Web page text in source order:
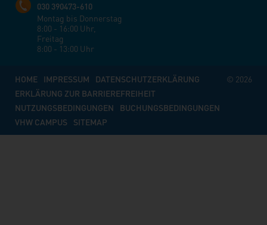
030 390473-610
Montag bis Donnerstag
8:00 - 16:00 Uhr,
Freitag
8:00 - 13:00 Uhr
© 2026
HOME IMPRESSUM
DATENSCHUTZERKLÄRUNG
ERKLÄRUNG ZUR BARRIEREFREIHEIT
NUTZUNGSBEDINGUNGEN
BUCHUNGSBEDINGUNGEN
VHW CAMPUS
SITEMAP